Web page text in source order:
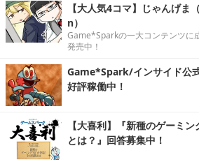
【大人気4コマ】じゃんげ
n）
Game*Sparkの一大コンテンツに
発売中！
Game*Spark/インサイド公
好評稼働中！
【大喜利】『新種のゲーミ
とは？』回答募集中！